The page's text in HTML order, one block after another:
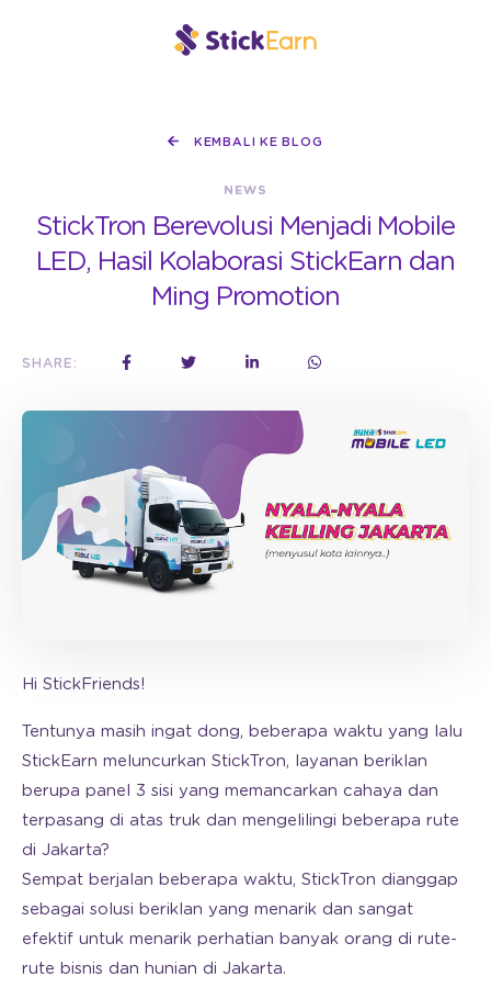
KEMBALI KE BLOG
NEWS
StickTron Berevolusi Menjadi Mobile
LED, Hasil Kolaborasi StickEarn dan
Ming Promotion
SHARE:
Hi StickFriends!
Tentunya masih ingat dong, beberapa waktu yang lalu
StickEarn meluncurkan StickTron, layanan beriklan
berupa panel 3 sisi yang memancarkan cahaya dan
terpasang di atas truk dan mengelilingi beberapa rute
di Jakarta?
Sempat berjalan beberapa waktu, StickTron dianggap
sebagai solusi beriklan yang menarik dan sangat
efektif untuk menarik perhatian banyak orang di rute-
rute bisnis dan hunian di Jakarta.